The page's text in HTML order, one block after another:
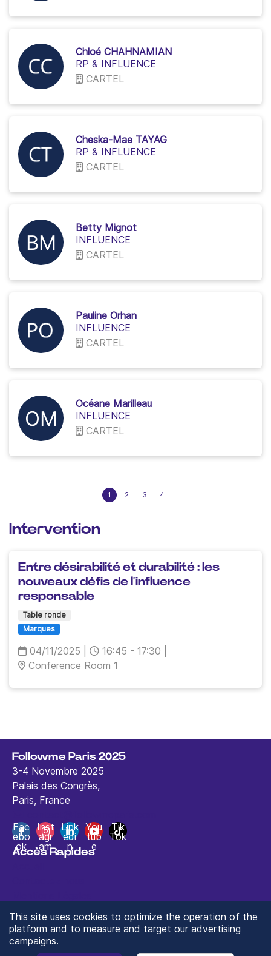
Chloé CHAHNAMIAN
RP & INFLUENCE
CARTEL
Cheska-Mae TAYAG
RP & INFLUENCE
CARTEL
Betty Mignot
INFLUENCE
CARTEL
Pauline Orhan
INFLUENCE
CARTEL
Océane Marilleau
INFLUENCE
CARTEL
1 2 3 4
Intervention
Entre désirabilité et durabilité : les
nouveaux défis de l’influence
responsable
Table ronde
Marques
04/11/2025 16:45 - 17:30
Conference Room 1
Followme Paris 2025
3-4 Novembre 2025
Palais des Congrès,
Paris, France
Fac
ebo
ok
Inst
agr
am
Link
edi
n
You
tub
e
Tik
Tok
Accès Rapides
© 2025 ValueXchange - Tous droits réservés
This site uses cookies to optimize the operation of the
platform and to measure and target our advertising
campaigns.